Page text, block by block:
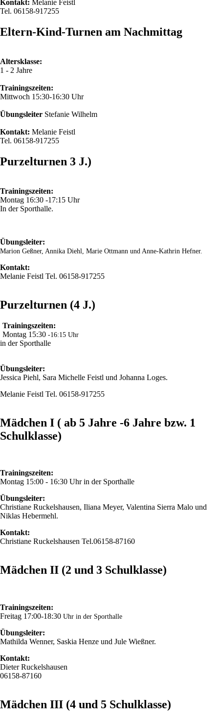
Kontakt: Melanie Feistl
Tel. 06158-917255
Eltern-Kind-Turnen am Nachmittag
Altersklasse:
1 - 2 Jahre
Trainingszeiten:
Mittwoch 15:30-16:30 Uhr
Übungsleiter Stefanie Wilhelm
Kontakt: Melanie Feistl
Tel. 06158-917255
Purzelturnen 3 J.)
Trainingszeiten:
Montag 16:30 -17:15 Uhr
In der Sporthalle.
Übungsleiter:
Marion Geßner, Annika Diehl, Marie Ottmann und Anne-Kathrin Hefner.
Kontakt:
Melanie Feistl Tel. 06158-917255
Purzelturnen (4 J.)
Trainingszeiten:
Montag 15:30 -16:15 Uhr
in der Sporthalle
Übungsleiter:
Jessica Piehl, Sara Michelle Feistl und Johanna Loges.
Melanie Feistl Tel. 06158-917255
Mädchen I ( ab 5 Jahre -6 Jahre bzw. 1
Schulklasse)
Trainingszeiten:
Montag 15:00 - 16:30 Uhr in der Sporthalle
Übungsleiter:
Christiane Ruckelshausen, Iliana Meyer, Valentina Sierra Malo und
Niklas Hebermehl.
Kontakt:
Christiane Ruckelshausen Tel.06158-87160
Mädchen II (2 und 3 Schulklasse)
Trainingszeiten:
Freitag 17:00-18:30 Uhr in der Sporthalle
Übungsleiter:
Mathilda Wenner, Saskia Henze und Jule Wießner.
Kontakt:
Dieter Ruckelshausen
06158-87160
Mädchen III (4 und 5 Schulklasse)